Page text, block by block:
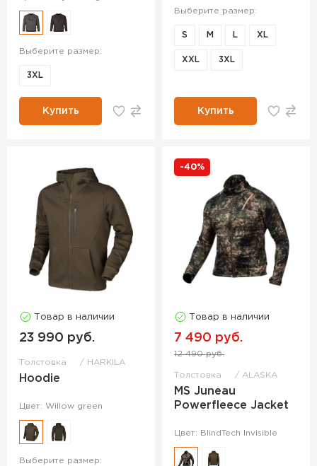
Выберите размер:
3XL
Купить
Выберите размер:
S M L XL
XXL 3XL
Купить
Товар в наличии
23 990 руб.
Толстовка HARKILA
Hoodie
Цвет: Willow green
Выберите размер:
-40%
Товар в наличии
7 490 руб.
12 490 руб.
Толстовка ALASKA
MS Juneau
Powerfleece Jacket
Цвет: BlindTech Invisible